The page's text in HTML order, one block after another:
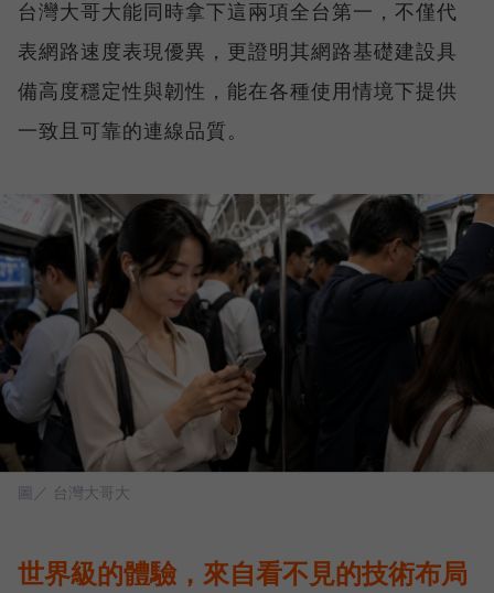
台灣大哥大能同時拿下這兩項全台第一，不僅代
表網路速度表現優異，更證明其網路基礎建設具
備高度穩定性與韌性，能在各種使用情境下提供
一致且可靠的連線品質。
圖／ 台灣大哥大
世界級的體驗，來自看不見的技術布局